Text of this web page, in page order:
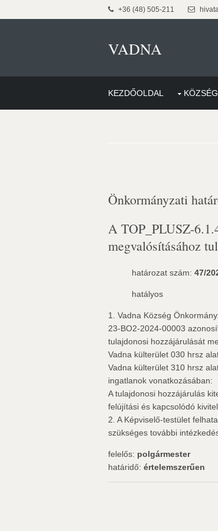
+36 (48) 505-211
VADNA
KEZDŐOLDAL KÖZSÉG
Önkormányzati
A TOP_PLUSZ-
megvalósításához
határozat szám: 47/
hatályos
1. Vadna Község
23-BO2-2024-00003
tulajdonosi hozzájárulását
Vadna külterület 030 hrsz
Vadna külterület 310 hrsz
ingatlanok vonatkozásában:
A tulajdonosi hozzájárulás
felújítási és kapcsolódó
2. A Képviselő-testület
szükséges további
felelős: polgármester
határidő: értelemszerűen